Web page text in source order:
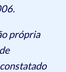
própria